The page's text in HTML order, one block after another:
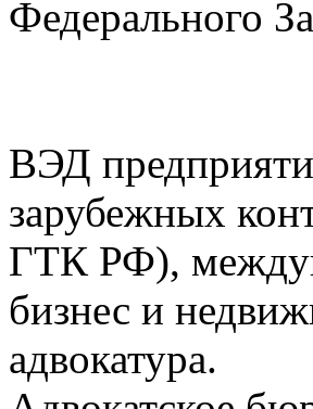
Федерального
ВЭД
зарубежных
ГТК РФ),
бизнес и
адвокатура.